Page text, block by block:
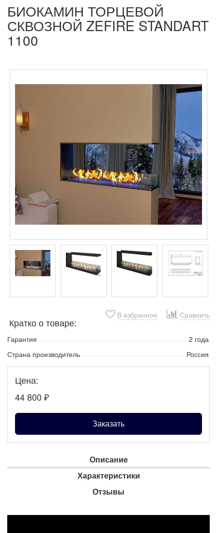
БИОКАМИН ТОРЦЕВОЙ
СКВОЗНОЙ ZEFIRE STANDART
1100
В избранное Сравнить
Кратко о товаре:
Гарантия
2 года
Страна производитель
Россия
Цена:
44 800 ₽
Заказать
Описание
Характеристики
Отзывы